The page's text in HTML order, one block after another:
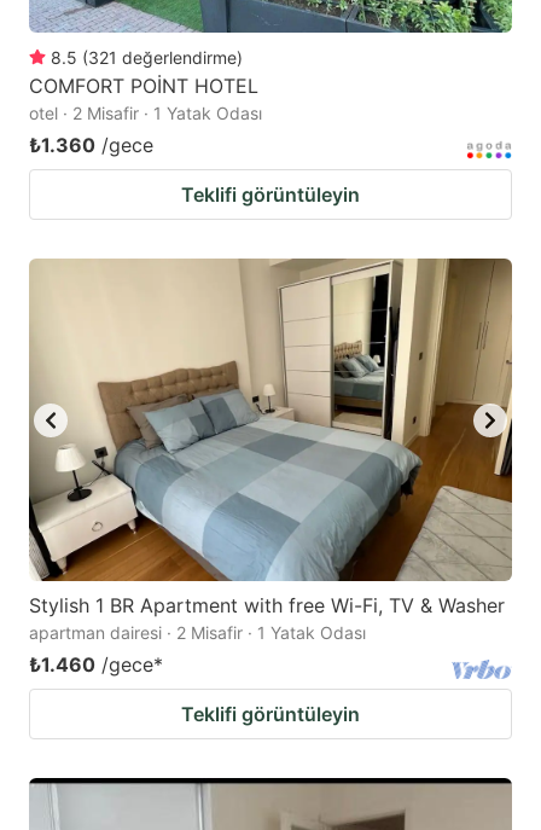
8.5 (321 değerlendirme)
COMFORT POİNT HOTEL
otel · 2 Misafir · 1 Yatak Odası
₺1.360 /gece
Teklifi görüntüleyin
Stylish 1 BR Apartment with free Wi-Fi, TV & Washer
apartman dairesi · 2 Misafir · 1 Yatak Odası
₺1.460 /gece*
Teklifi görüntüleyin